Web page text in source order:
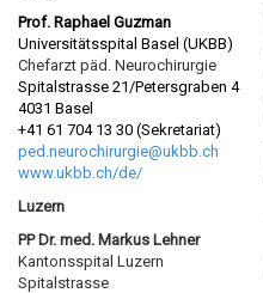
Prof. Raphael Guzman
Universitätsspital Basel (UKBB)
Chefarzt päd. Neurochirurgie
Spitalstrasse 21/Petersgraben 4
4031 Basel
+41 61 704 13 30 (Sekretariat)
ped.neurochirurgie@ukbb.ch
www.ukbb.ch/de/
Luzern
PP Dr. med. Markus Lehner
Kantonsspital Luzern
Spitalstrasse